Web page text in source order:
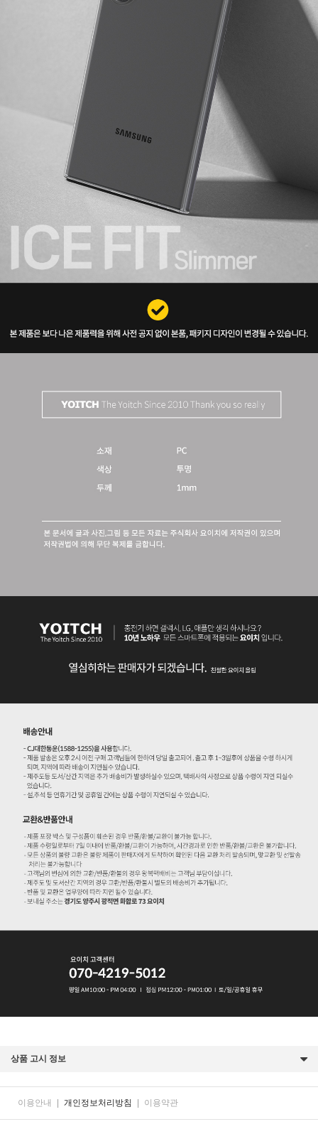
상품 고시 정보
이용안내 | 개인정보처리방침 | 이용약관